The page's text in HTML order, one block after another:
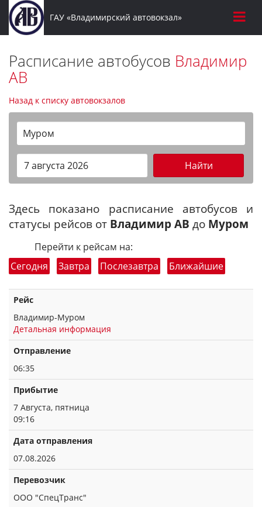
ГАУ «Владимирский автовокзал»
Расписание автобусов Владимир
АВ
Назад к списку автовокзалов
Муром
Найти
Здесь показано расписание автобусов и
статусы рейсов от Владимир АВ до Муром
Перейти к рейсам на:
Сегодня
Завтра Послезавтра Ближайшие
Рейс
Владимир-Муром
Детальная информация
Отправление
06:35
Прибытие
7 Августа, пятница
09:16
Дата отправления
07.08.2026
Перевозчик
ООО "СпецТранс"